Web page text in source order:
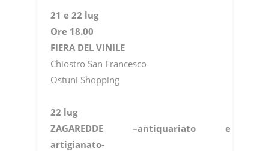
21 e 22 lug
Ore 18.00
FIERA DEL VINILE
Chiostro San Francesco
Ostuni Shopping
22 lug
ZAGAREDDE –antiquariato e
artigianato-